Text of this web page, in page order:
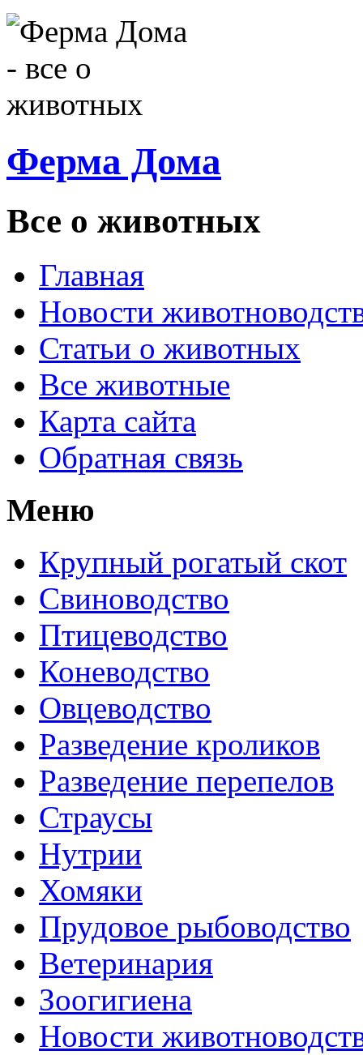
Ферма Дома
Все о животных
Главная
Новости
Статьи о животных
Все животные
Карта сайта
Обратная связь
Меню
Крупный рогатый скот
Свиноводство
Птицеводство
Коневодство
Овцеводство
Разведение кроликов
Разведение перепелов
Страусы
Нутрии
Хомяки
Прудовое рыбоводство
Ветеринария
Зоогигиена
Новости